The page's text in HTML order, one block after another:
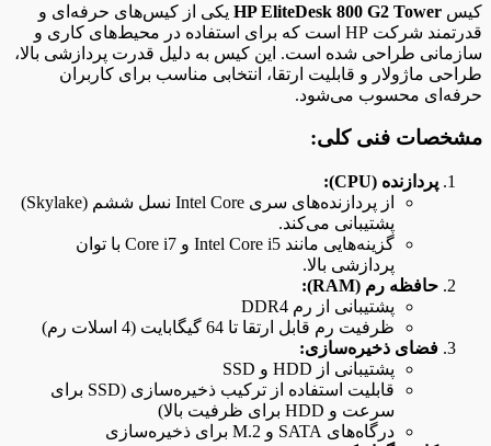
کیس HP EliteDesk 800 G2 Tower یکی از کیس‌های حرفه‌ای و
قدرتمند شرکت HP است که برای استفاده در محیط‌های کاری و
سازمانی طراحی شده است. این کیس به دلیل قدرت پردازشی بالا،
طراحی ماژولار و قابلیت ارتقا، انتخابی مناسب برای کاربران
حرفه‌ای محسوب می‌شود.
مشخصات فنی کلی:
پردازنده (CPU):
از پردازنده‌های سری Intel Core نسل ششم (Skylake)
پشتیبانی می‌کند.
گزینه‌هایی مانند Intel Core i5 و Core i7 با توان
پردازشی بالا.
حافظه رم (RAM):
پشتیبانی از رم DDR4
ظرفیت رم قابل ارتقا تا 64 گیگابایت (4 اسلات رم)
فضای ذخیره‌سازی:
پشتیبانی از HDD و SSD
قابلیت استفاده از ترکیب ذخیره‌سازی (SSD برای
سرعت و HDD برای ظرفیت بالا)
درگاه‌های SATA و M.2 برای ذخیره‌سازی